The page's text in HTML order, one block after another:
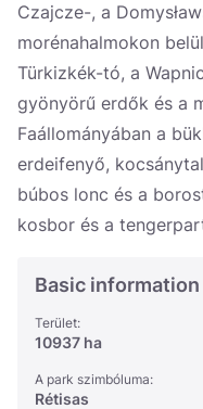
Czajcze-, a
morénahalmokon
Türkizkék-tó, a
gyönyörű erdők és a
Faállományában a
erdeifenyő,
búbos lonc és a
kosbor és a
Basic information
Terület:
10937 ha
A park szimbóluma:
Rétisas